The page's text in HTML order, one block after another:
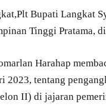
Bupati Langkat
Tinggi Pratama,
Harahap
2023, tentang
II) di jajaran